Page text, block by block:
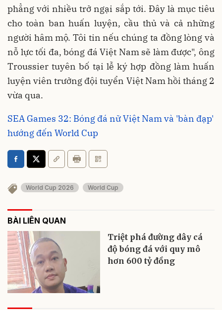
phẳng với nhiều trở ngại sắp tới. Đây là mục tiêu
cho toàn ban huấn luyện, cầu thủ và cả những
người hâm mộ. Tôi tin nếu chúng ta đồng lòng và
nỗ lực tối đa, bóng đá Việt Nam sẽ làm được", ông
Troussier tuyên bố tại lễ ký hợp đồng làm huấn
luyện viên trưởng đội tuyển Việt Nam hồi tháng 2
vừa qua.
SEA Games 32: Bóng đá nữ Việt Nam và 'bàn đạp'
hướng đến World Cup
World Cup 2026 World Cup
BÀI LIÊN QUAN
Triệt phá đường dây cá
độ bóng đá với quy mô
hơn 600 tỷ đồng